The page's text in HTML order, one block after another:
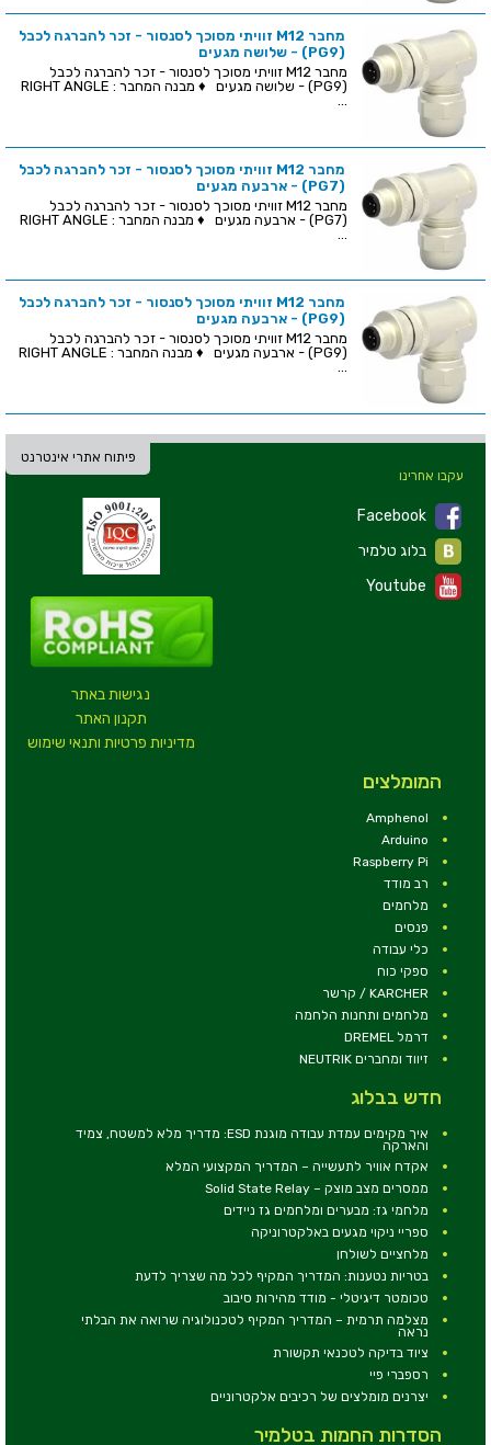
מחבר M12 זוויתי מסוכך לסנסור - זכר להברגה לכבל
(PG9) - שלושה מגעים
מחבר M12 זוויתי מסוכך לסנסור - זכר להברגה לכבל
(PG9) - שלושה מגעים ♦ מבנה המחבר : RIGHT ANGLE
...
מחבר M12 זוויתי מסוכך לסנסור - זכר להברגה לכבל
(PG7) - ארבעה מגעים
מחבר M12 זוויתי מסוכך לסנסור - זכר להברגה לכבל
(PG7) - ארבעה מגעים ♦ מבנה המחבר : RIGHT ANGLE
מחבר M12 זוויתי מסוכך לסנסור - זכר להברגה לכבל
(PG9) - ארבעה מגעים
מחבר M12 זוויתי מסוכך לסנסור - זכר להברגה לכבל
(PG9) - ארבעה מגעים ♦ מבנה המחבר : RIGHT ANGLE
...
פיתוח אתרי אינטרנט
נגישות באתר
תקנון האתר
מדיניות פרטיות ותנאי שימוש
עקבו אחרינו
Facebook
Youtube
המומלצים
Amphenol
Arduino
Raspberry Pi
רב מודד
מלחמים
פנסים
כלי עבודה
ספקי כוח
KARCHER / קרשר
מלחמים ותחנות הלחמה
דרמל DREMEL
זיווד ומחברים NEUTRIK
חדש בבלוג
איך מקימים עמדת עבודה מוגנת ESD: מדריך מלא למשטח, צמיד
והארקה
אקדח אוויר לתעשייה – המדריך המקצועי המלא
ממסרים מצב מוצק – Solid State Relay
מלחמי גז: מבערים ומלחמים גז ניידים
ספריי ניקוי מגעים באלקטרוניקה
מלחציים לשולחן
בטריות נטענות: המדריך המקיף לכל מה שצריך לדעת
טכומטר דיגיטלי - מודד מהירות סיבוב
מצלמה תרמית – המדריך המקיף לטכנולוגיה שרואה את הבלתי
נראה
ציוד בדיקה לטכנאי תקשורת
רספברי פיי
יצרנים מומלצים של רכיבים אלקטרוניים
הסדרות החמות בטלמיר